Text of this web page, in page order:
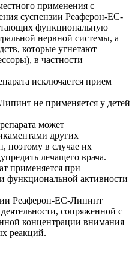
применения с
суспензии Реаферон-ЕС-
функциональную
нервной системы, а
которые угнетают
в частности
исключается прием
не применяется у детей
может
других
поэтому в случае их
лечащего врача.
применяется при
функциональной активности
Реаферон-ЕС-Липинт
сопряженной с
концентрации внимания
реакций.